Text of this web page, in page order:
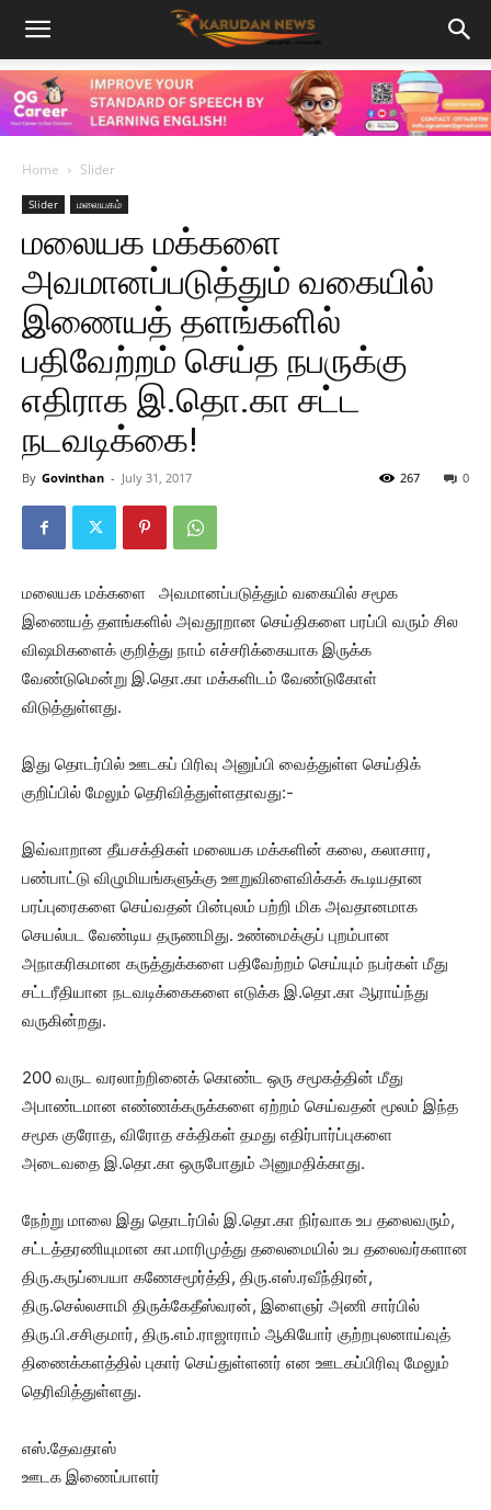
Home Slider
Slider மலையகம்
மலையக மக்களை
அவமானப்படுத்தும் வகையில்
இணையத் தளங்களில்
பதிவேற்றம் செய்த நபருக்கு
எதிராக இ.தொ.கா சட்ட
நடவடிக்கை!
By Govinthan - July 31, 2017 0
267
மலையக மக்களை அவமானப்படுத்தும் வகையில் சமூக
இணையத் தளங்களில் அவதூறான செய்திகளை பரப்பி வரும் சில
விஷமிகளைக் குறித்து நாம் எச்சரிக்கையாக இருக்க
வேண்டுமென்று இ.தொ.கா மக்களிடம் வேண்டுகோள்
விடுத்துள்ளது.
இது தொடர்பில் ஊடகப் பிரிவு அனுப்பி வைத்துள்ள செய்திக்
குறிப்பில் மேலும் தெரிவித்துள்ளதாவது:-
இவ்வாறான தீயசக்திகள் மலையக மக்களின் கலை, கலாசார,
பண்பாட்டு விழுமியங்களுக்கு ஊறுவிளைவிக்கக் கூடியதான
பரப்புரைகளை செய்வதன் பின்புலம் பற்றி மிக அவதானமாக
செயல்பட வேண்டிய தருணமிது. உண்மைக்குப் புறம்பான
அநாகரிகமான கருத்துக்களை பதிவேற்றம் செய்யும் நபர்கள் மீது
சட்டரீதியான நடவடிக்கைகளை எடுக்க இ.தொ.கா ஆராய்ந்து
வருகின்றது.
200 வருட வரலாற்றினைக் கொண்ட ஒரு சமூகத்தின் மீது
அபாண்டமான எண்ணக்கருக்களை ஏற்றம் செய்வதன் மூலம் இந்த
சமூக குரோத, விரோத சக்திகள் தமது எதிர்பார்ப்புகளை
அடைவதை இ.தொ.கா ஒருபோதும் அனுமதிக்காது.
நேற்று மாலை இது தொடர்பில் இ.தொ.கா நிர்வாக உப தலைவரும்,
சட்டத்தரணியுமான கா.மாரிமுத்து தலைமையில் உப தலைவர்களான
திரு.கருப்பையா கணேசமூர்த்தி, திரு.எஸ்.ரவீந்திரன்,
திரு.செல்லசாமி திருக்கேதீஸ்வரன், இளைஞர் அணி சார்பில்
திரு.பி.சசிகுமார், திரு.எம்.ராஜாராம் ஆகியோர் குற்றபுலனாய்வுத்
திணைக்களத்தில் புகார் செய்துள்ளனர் என ஊடகப்பிரிவு மேலும்
தெரிவித்துள்ளது.
எஸ்.தேவதாஸ்
ஊடக இணைப்பாளர்